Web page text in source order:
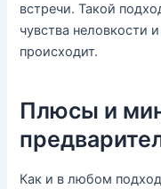
встречи. Такой
чувства неловкости
происходит.
Плюсы и
Как и в любом